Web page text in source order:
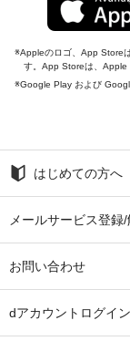
Appleのロゴ、App Store
す。App Storeは、Apple
Google Play および
はじめての方へ
メールサービス登録/
お問い合わせ
dアカウントログイン